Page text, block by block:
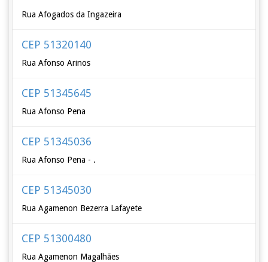
Rua Afogados da Ingazeira
CEP 51320140
Rua Afonso Arinos
CEP 51345645
Rua Afonso Pena
CEP 51345036
Rua Afonso Pena - .
CEP 51345030
Rua Agamenon Bezerra Lafayete
CEP 51300480
Rua Agamenon Magalhães